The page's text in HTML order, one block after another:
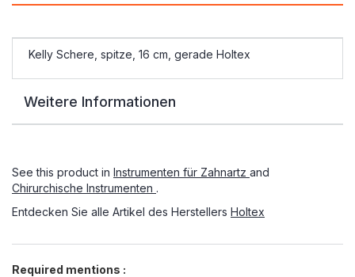
Kelly Schere, spitze, 16 cm, gerade Holtex
Weitere Informationen
See this product in Instrumenten für Zahnartz and
Chirurchische Instrumenten .
Entdecken Sie alle Artikel des Herstellers Holtex
Required mentions :